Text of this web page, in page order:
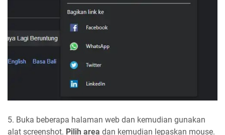
5. Buka beberapa halaman web dan kemudian gunakan
alat screenshot. Pilih area dan kemudian lepaskan mouse.